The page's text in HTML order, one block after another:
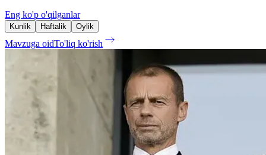
Eng ko'p o'qilganlar
Kunlik Haftalik Oylik
Mavzuga oidTo'liq ko'rish